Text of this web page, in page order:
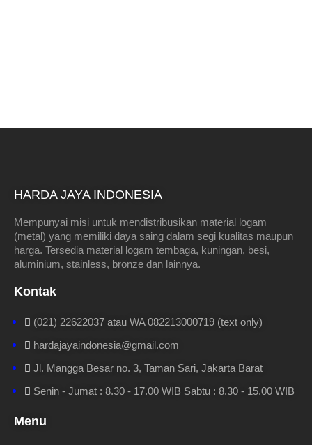
HARDA JAYA INDONESIA
Mempunyai misi untuk mendistribusikan material logam
(metal) yang memiliki daya saing dalam segi kualitas maupun
harga. Tersedia material logam tembaga, kuningan, besi,
aluminium, stainless, bronze dan lainnya.
Kontak
(021) 22622037 atau WA 082213000719 (text only)
hardajayaindonesia@gmail.com
Jl. Mangga Besar no. 3, Taman Sari, Jakarta Barat
Senin - Jumat : 8.30 - 17.00 WIB Sabtu : 8.30 - 15.00 WIB
Menu